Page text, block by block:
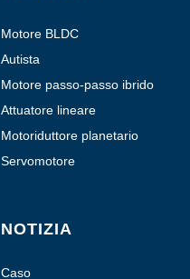
Motore BLDC
Autista
Motore passo-passo ibrido
Attuatore lineare
Motoriduttore planetario
Servomotore
NOTIZIA
Caso